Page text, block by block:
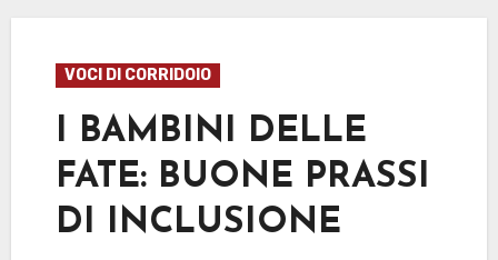
VOCI DI CORRIDOIO
I BAMBINI DELLE
FATE: BUONE PRASSI
DI INCLUSIONE